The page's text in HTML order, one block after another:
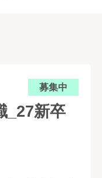
募集中
_27新卒